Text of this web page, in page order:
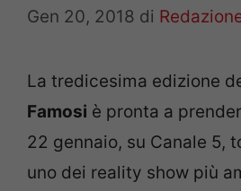
Gen 20, 2018 di
La tredicesima edizione
Famosi è pronta a
22 gennaio, su Canale 5,
uno dei reality show più